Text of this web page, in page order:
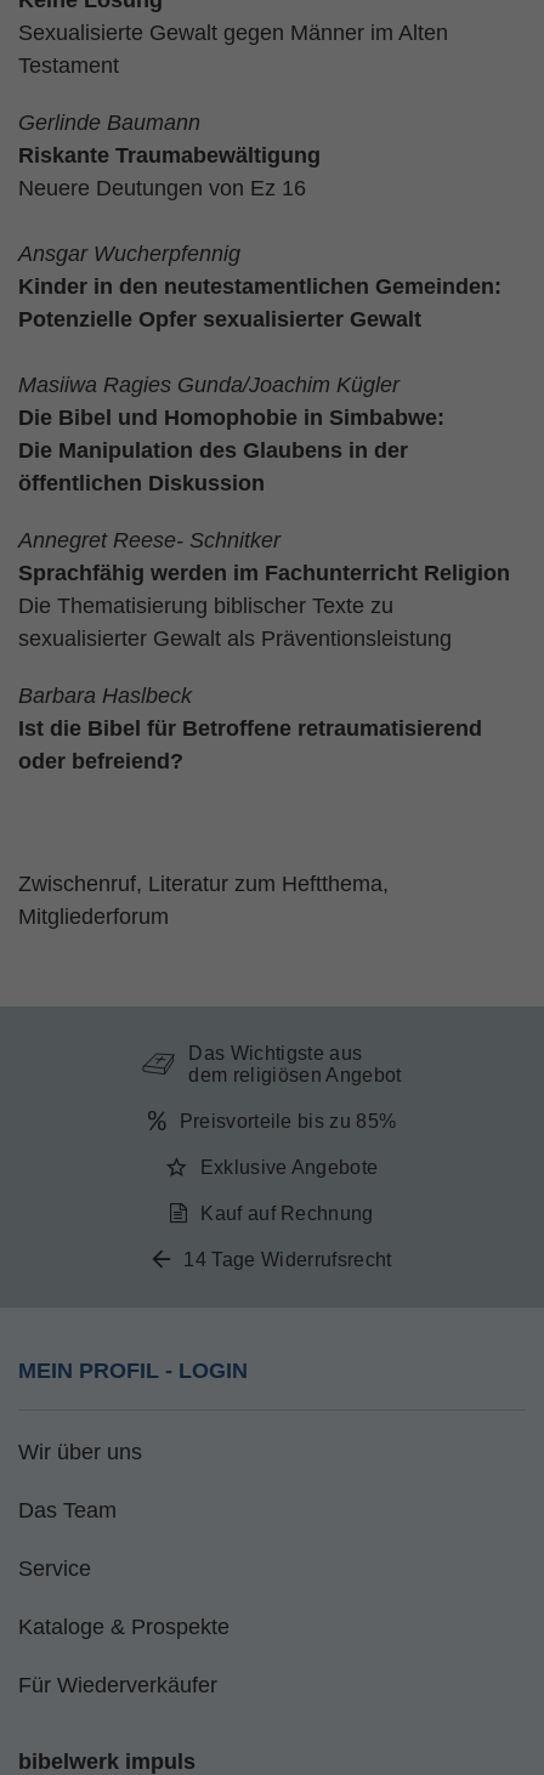
Sexualisierte Gewalt gegen Männer im Alten
Testament
Gerlinde Baumann
Riskante Traumabewältigung
Neuere Deutungen von Ez 16
Ansgar Wucherpfennig
Kinder in den neutestamentlichen Gemeinden:
Potenzielle Opfer sexualisierter Gewalt
Masiiwa Ragies Gunda/Joachim Kügler
Die Bibel und Homophobie in Simbabwe:
Die Manipulation des Glaubens in der
öffentlichen Diskussion
Annegret Reese- Schnitker
Sprachfähig werden im Fachunterricht Religion
Die Thematisierung biblischer Texte zu
sexualisierter Gewalt als Präventionsleistung
Barbara Haslbeck
Ist die Bibel für Betroffene retraumatisierend
oder befreiend?
Zwischenruf, Literatur zum Heftthema,
Mitgliederforum
Das Wichtigste aus
dem religiösen Angebot
Preisvorteile bis zu 85%
Exklusive Angebote
Kauf auf Rechnung
14 Tage Widerrufsrecht
MEIN PROFIL - LOGIN
Wir über uns
Das Team
Service
Kataloge & Prospekte
Für Wiederverkäufer
bibelwerk impuls